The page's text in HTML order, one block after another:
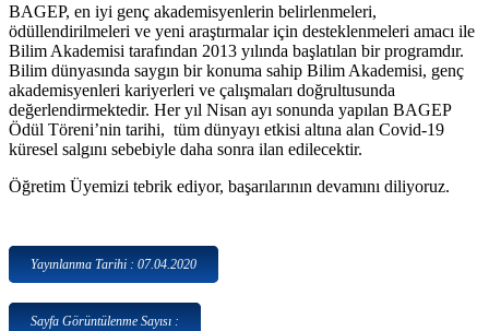
BAGEP, en iyi genç akademisyenlerin belirlenmeleri,
ödüllendirilmeleri ve yeni araştırmalar için desteklenmeleri amacı ile
Bilim Akademisi tarafından 2013 yılında başlatılan bir programdır.
Bilim dünyasında saygın bir konuma sahip Bilim Akademisi, genç
akademisyenleri kariyerleri ve çalışmaları doğrultusunda
değerlendirmektedir. Her yıl Nisan ayı sonunda yapılan BAGEP
Ödül Töreni’nin tarihi, tüm dünyayı etkisi altına alan Covid-19
küresel salgını sebebiyle daha sonra ilan edilecektir.
Öğretim Üyemizi tebrik ediyor, başarılarının devamını diliyoruz.
Yayınlanma Tarihi : 07.04.2020
Sayfa Görüntülenme Sayısı :